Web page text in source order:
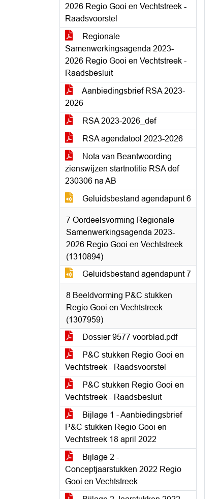
2026 Regio Gooi en Vechtstreek -
Raadsvoorstel
Regionale
Samenwerkingsagenda 2023-
2026 Regio Gooi en Vechtstreek -
Raadsbesluit
Aanbiedingsbrief RSA 2023-
2026
RSA 2023-2026_def
RSA agendatool 2023-2026
Nota van Beantwoording
zienswijzen startnotitie RSA def
230306 na AB
Geluidsbestand agendapunt 6
7 Oordeelsvorming Regionale
Samenwerkingsagenda 2023-
2026 Regio Gooi en Vechtstreek
(1310894)
Geluidsbestand agendapunt 7
8 Beeldvorming P&C stukken
Regio Gooi en Vechtstreek
(1307959)
Dossier 9577 voorblad.pdf
P&C stukken Regio Gooi en
Vechtstreek - Raadsvoorstel
P&C stukken Regio Gooi en
Vechtstreek - Raadsbesluit
Bijlage 1 - Aanbiedingsbrief
P&C stukken Regio Gooi en
Vechtstreek 18 april 2022
Bijlage 2 -
Conceptjaarstukken 2022 Regio
Gooi en Vechtstreek